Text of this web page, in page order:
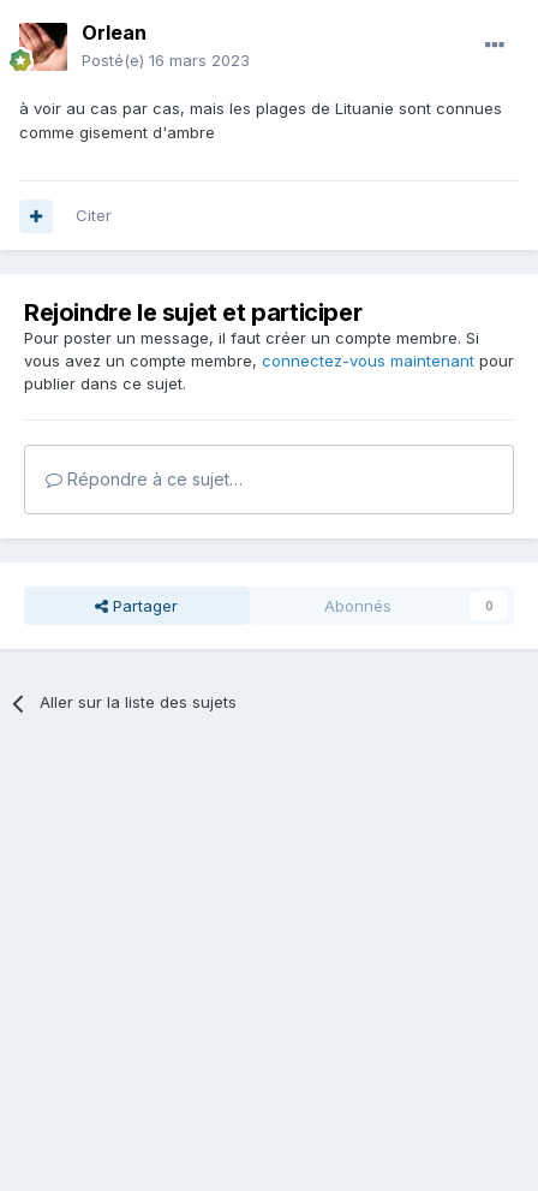
Orlean
Posté(e) 16 mars 2023
à voir au cas par cas, mais les plages de Lituanie sont connues
comme gisement d'ambre
Citer
Rejoindre le sujet et participer
Pour poster un message, il faut créer un compte membre. Si
vous avez un compte membre, connectez-vous maintenant pour
publier dans ce sujet.
Répondre à ce sujet…
Partager Abonnés 0
Aller sur la liste des sujets